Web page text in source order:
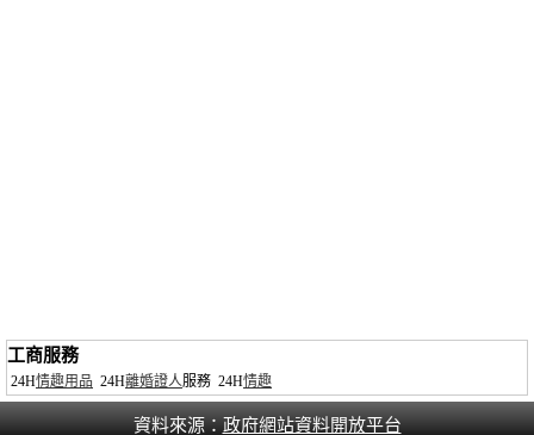
工商服務
24H情趣用品 24H離婚證人服務 24H情趣
資料來源： 政府網站資料開放平台